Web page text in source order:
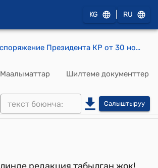
KG RU
Распоряжение Президента КР от 30 ноября 1995 года РП №251 (Фонду государственного имущества Кыргызской Республики из средств, поступивших на социальные нужды республики, выделить)
Маалыматтар Шилтеме документтер
Салыштыруу